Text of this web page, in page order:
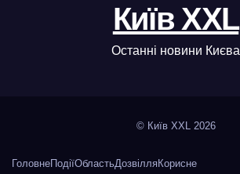
Київ XXL
Останні новини Києва
© Київ XXL 2026
ГоловнеПодіїОбластьДозвілляКорисне